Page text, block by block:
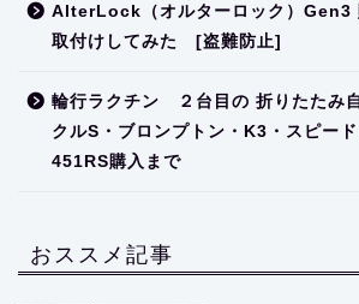
AlterLock（オルターロック）Gen3
取付けしてみた [盗難防止]
輪行ラクチン ２台目の 折りたたみ
クルS・ブロンプトン・K3・スピー
451RS購入まで
おススメ記事